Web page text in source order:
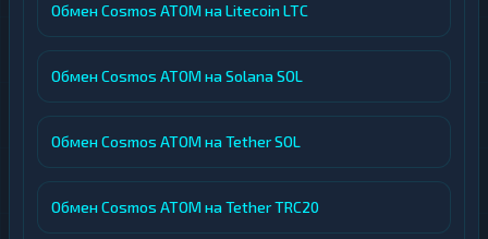
Обмен Cosmos ATOM на Litecoin LTC
Обмен Cosmos ATOM на Solana SOL
Обмен Cosmos ATOM на Tether SOL
Обмен Cosmos ATOM на Tether TRC20